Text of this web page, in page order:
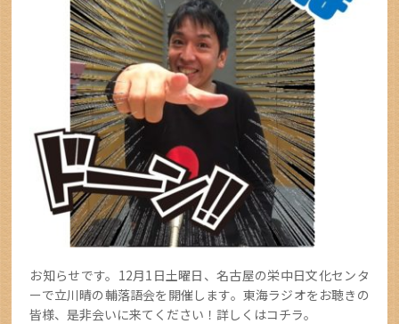
お知らせです。12月1日土曜日、名古屋の栄中日文化センタ
ーで立川晴の輔落語会を開催します。東海ラジオをお聴きの
皆様、是非会いに来てください！詳しくはコチラ。